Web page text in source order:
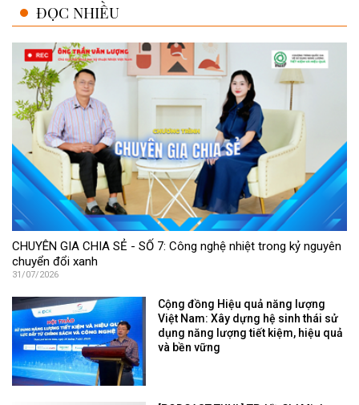
ĐỌC NHIỀU
CHUYÊN GIA CHIA SẺ - SỐ 7: Công nghệ nhiệt trong kỷ nguyên
chuyển đổi xanh
31/07/2026
Cộng đồng Hiệu quả năng lượng
Việt Nam: Xây dựng hệ sinh thái sử
dụng năng lượng tiết kiệm, hiệu quả
và bền vững